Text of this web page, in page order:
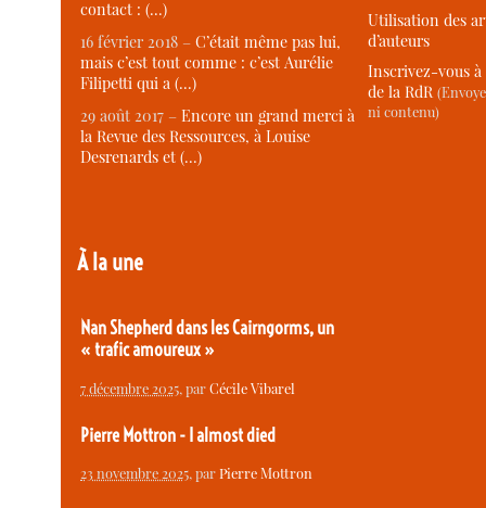
contact : (…)
16 février 2018 –C’était même pas lui,
mais c’est tout comme : c’est Aurélie
Filipetti qui a (…)
29 août 2017 –Encore un grand merci à
la Revue des Ressources, à Louise
Desrenards et (…)
À la une
Nan Shepherd dans les Cairngorms, un
« trafic amoureux »
7 décembre 2025, parCécile Vibarel
Pierre Mottron - I almost died
23 novembre 2025, parPierre Mottron
Utilisation des
d’auteurs
Inscrivez-vous
de la RdR
ni contenu)